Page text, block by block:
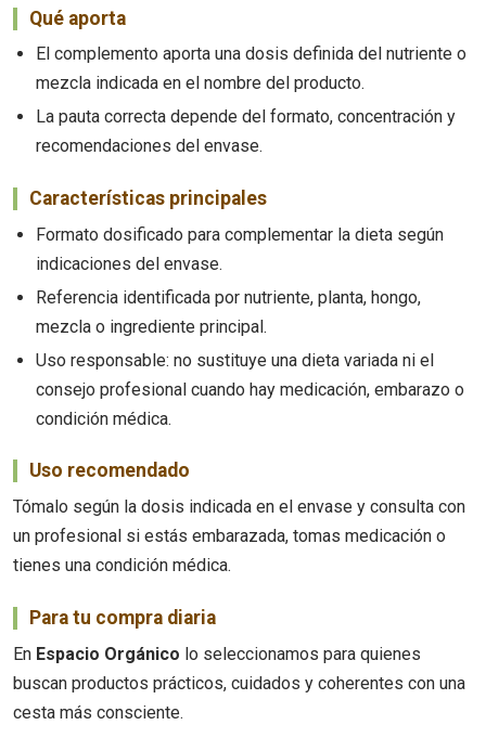
Qué aporta
El complemento aporta una dosis definida del nutriente o
mezcla indicada en el nombre del producto.
La pauta correcta depende del formato, concentración y
recomendaciones del envase.
Características principales
Formato dosificado para complementar la dieta según
indicaciones del envase.
Referencia identificada por nutriente, planta, hongo,
mezcla o ingrediente principal.
Uso responsable: no sustituye una dieta variada ni el
consejo profesional cuando hay medicación, embarazo o
condición médica.
Uso recomendado
Tómalo según la dosis indicada en el envase y consulta con
un profesional si estás embarazada, tomas medicación o
tienes una condición médica.
Para tu compra diaria
En Espacio Orgánico lo seleccionamos para quienes
buscan productos prácticos, cuidados y coherentes con una
cesta más consciente.